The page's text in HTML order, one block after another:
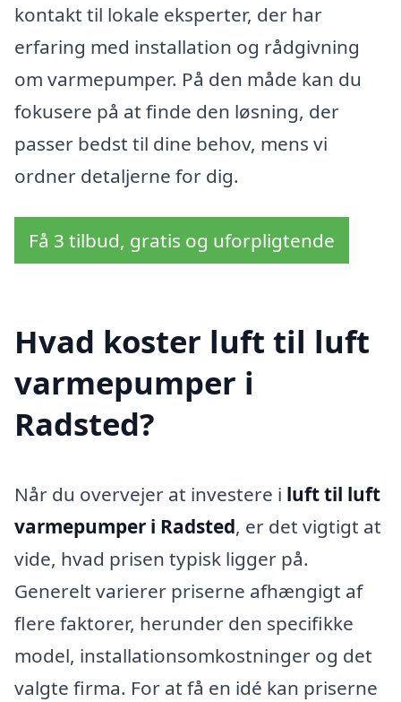
kontakt til lokale eksperter, der har
erfaring med installation og rådgivning
om varmepumper. På den måde kan du
fokusere på at finde den løsning, der
passer bedst til dine behov, mens vi
ordner detaljerne for dig.
Få 3 tilbud, gratis og uforpligtende
Hvad koster luft til luft
varmepumper i
Radsted?
Når du overvejer at investere i luft til luft
varmepumper i Radsted, er det vigtigt at
vide, hvad prisen typisk ligger på.
Generelt varierer priserne afhængigt af
flere faktorer, herunder den specifikke
model, installationsomkostninger og det
valgte firma. For at få en idé kan priserne